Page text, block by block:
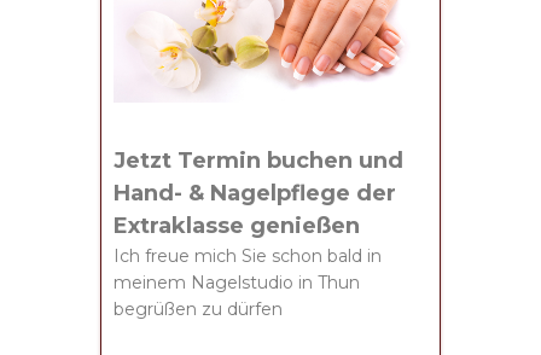
Jetzt Termin buchen und
Hand- & Nagelpflege der
Extraklasse genießen
Ich freue mich Sie schon bald in
meinem Nagelstudio in Thun
begrüßen zu dürfen